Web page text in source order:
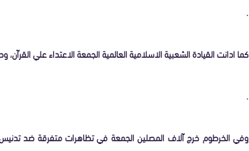
.
كما ادانت القيادة الشعبية الاسلامية العالمية الجمعة الاعتداء علي
.
وفي الخرطوم خرج آلاف المصلين الجمعة في تظاهرات متفرقة ضد